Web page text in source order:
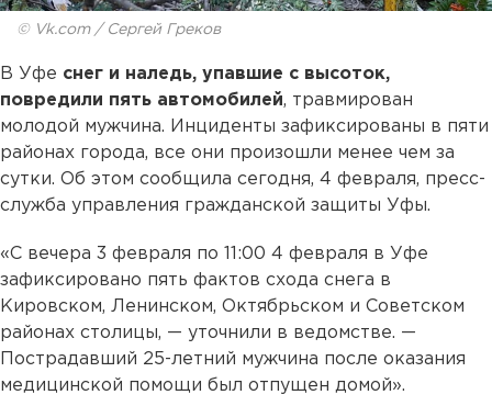
© Vk.com / Сергей Греков
В Уфе снег и наледь, упавшие с высоток,
повредили пять автомобилей, травмирован
молодой мужчина. Инциденты зафиксированы в пяти
районах города, все они произошли менее чем за
сутки. Об этом сообщила сегодня, 4 февраля, пресс-
служба управления гражданской защиты Уфы.
«С вечера 3 февраля по 11:00 4 февраля в Уфе
зафиксировано пять фактов схода снега в
Кировском, Ленинском, Октябрьском и Советском
районах столицы, — уточнили в ведомстве. —
Пострадавший 25-летний мужчина после оказания
медицинской помощи был отпущен домой».